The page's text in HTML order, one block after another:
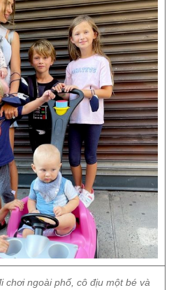
chơi ngoài phố, cô địu một bé và